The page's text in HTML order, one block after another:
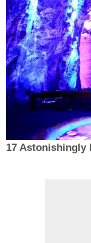
17 Astonishingly